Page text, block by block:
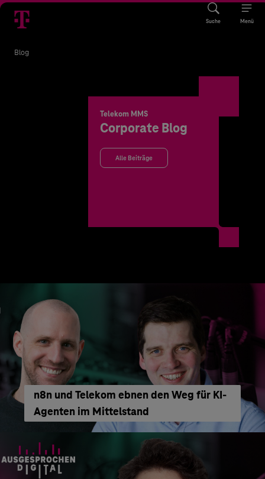
Suche Menü
Blog
Telekom MMS
Corporate Blog
Alle Beiträge
n8n und Telekom ebnen den Weg für KI-
Agenten im Mittelstand